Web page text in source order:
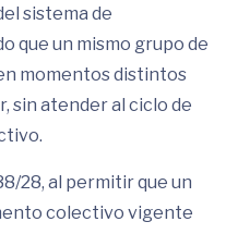
sistema de
que un mismo grupo de
momentos distintos
sin atender al ciclo de
28, al permitir que un
colectivo vigente